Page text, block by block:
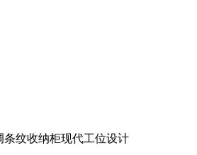
条纹收纳柜现代工位设计